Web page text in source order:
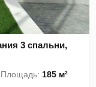
3 спальни,
Площадь: 185 м²